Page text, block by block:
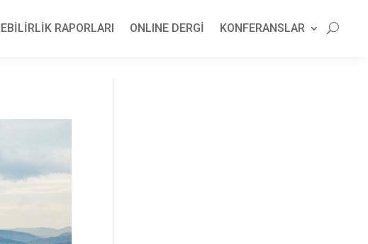
RAPORLARI ONLINE DERGİ KONFERANSLAR